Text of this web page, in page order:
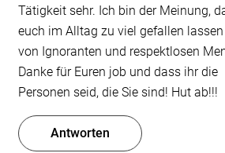
Tätigkeit sehr. Ich bin der Meinung,
euch im Alltag zu viel gefallen
von Ignoranten und respektlosen
Danke für Euren job und dass ihr die
Personen seid, die Sie sind! Hut ab!!!
Antworten